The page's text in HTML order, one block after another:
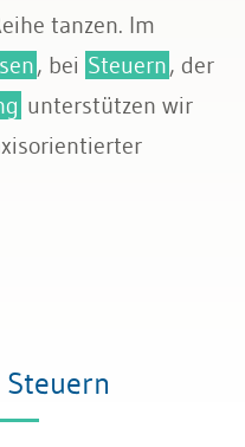
tanzen. Im
, bei Steuern, der
unterstützen wir